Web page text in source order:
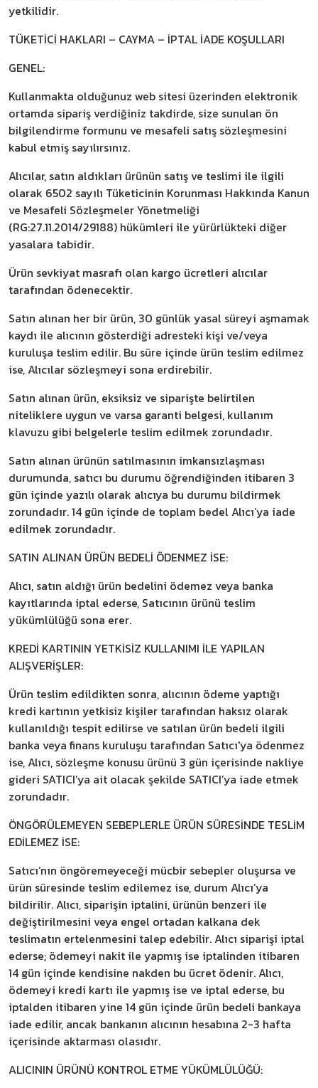
yetkilidir.
TÜKETİCİ HAKLARI – CAYMA – İPTAL İADE KOŞULLARI
GENEL:
Kullanmakta olduğunuz web sitesi üzerinden elektronik
ortamda sipariş verdiğiniz takdirde, size sunulan ön
bilgilendirme formunu ve mesafeli satış sözleşmesini
kabul etmiş sayılırsınız.
Alıcılar, satın aldıkları ürünün satış ve teslimi ile ilgili
olarak 6502 sayılı Tüketicinin Korunması Hakkında Kanun
ve Mesafeli Sözleşmeler Yönetmeliği
(RG:27.11.2014/29188) hükümleri ile yürürlükteki diğer
yasalara tabidir.
Ürün sevkiyat masrafı olan kargo ücretleri alıcılar
tarafından ödenecektir.
Satın alınan her bir ürün, 30 günlük yasal süreyi aşmamak
kaydı ile alıcının gösterdiği adresteki kişi ve/veya
kuruluşa teslim edilir. Bu süre içinde ürün teslim edilmez
ise, Alıcılar sözleşmeyi sona erdirebilir.
Satın alınan ürün, eksiksiz ve siparişte belirtilen
niteliklere uygun ve varsa garanti belgesi, kullanım
klavuzu gibi belgelerle teslim edilmek zorundadır.
Satın alınan ürünün satılmasının imkansızlaşması
durumunda, satıcı bu durumu öğrendiğinden itibaren 3
gün içinde yazılı olarak alıcıya bu durumu bildirmek
zorundadır. 14 gün içinde de toplam bedel Alıcı’ya iade
edilmek zorundadır.
SATIN ALINAN ÜRÜN BEDELİ ÖDENMEZ İSE:
Alıcı, satın aldığı ürün bedelini ödemez veya banka
kayıtlarında iptal ederse, Satıcının ürünü teslim
yükümlülüğü sona erer.
KREDİ KARTININ YETKİSİZ KULLANIMI İLE YAPILAN
ALIŞVERİŞLER:
Ürün teslim edildikten sonra, alıcının ödeme yaptığı
kredi kartının yetkisiz kişiler tarafından haksız olarak
kullanıldığı tespit edilirse ve satılan ürün bedeli ilgili
banka veya finans kuruluşu tarafından Satıcı'ya ödenmez
ise, Alıcı, sözleşme konusu ürünü 3 gün içerisinde nakliye
gideri SATICI’ya ait olacak şekilde SATICI’ya iade etmek
zorundadır.
ÖNGÖRÜLEMEYEN SEBEPLERLE ÜRÜN SÜRESİNDE TESLİM
EDİLEMEZ İSE:
Satıcı’nın öngöremeyeceği mücbir sebepler oluşursa ve
ürün süresinde teslim edilemez ise, durum Alıcı’ya
bildirilir. Alıcı, siparişin iptalini, ürünün benzeri ile
değiştirilmesini veya engel ortadan kalkana dek
teslimatın ertelenmesini talep edebilir. Alıcı siparişi iptal
ederse; ödemeyi nakit ile yapmış ise iptalinden itibaren
14 gün içinde kendisine nakden bu ücret ödenir. Alıcı,
ödemeyi kredi kartı ile yapmış ise ve iptal ederse, bu
iptalden itibaren yine 14 gün içinde ürün bedeli bankaya
iade edilir, ancak bankanın alıcının hesabına 2-3 hafta
içerisinde aktarması olasıdır.
ALICININ ÜRÜNÜ KONTROL ETME YÜKÜMLÜLÜĞÜ: